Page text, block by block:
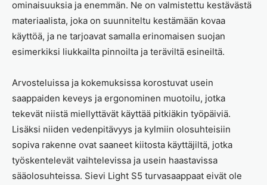
ominaisuuksia ja enemmän. Ne on valmistettu kestävästä
materiaalista, joka on suunniteltu kestämään kovaa
käyttöä, ja ne tarjoavat samalla erinomaisen suojan
esimerkiksi liukkailta pinnoilta ja teräviltä esineiltä.
Arvosteluissa ja kokemuksissa korostuvat usein
saappaiden keveys ja ergonominen muotoilu, jotka
tekevät niistä miellyttävät käyttää pitkiäkin työpäiviä.
Lisäksi niiden vedenpitävyys ja kylmiin olosuhteisiin
sopiva rakenne ovat saaneet kiitosta käyttäjiltä, jotka
työskentelevät vaihtelevissa ja usein haastavissa
sääolosuhteissa. Sievi Light S5 turvasaappaat eivät ole